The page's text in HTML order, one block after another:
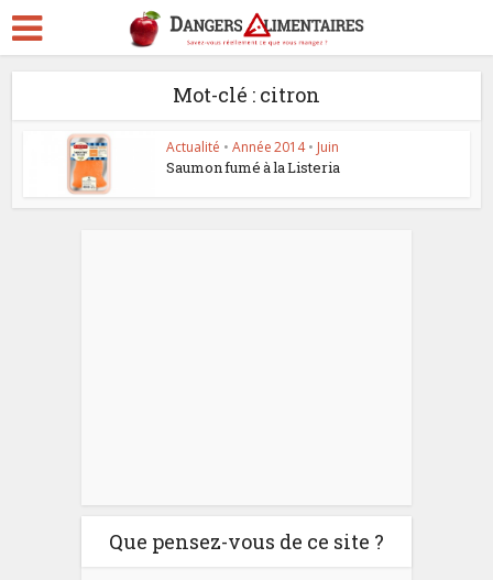
Mot-clé : citron
Actualité • Année 2014 • Juin
Saumon fumé à la Listeria
Que pensez-vous de ce site ?